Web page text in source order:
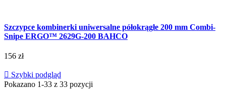
Szczypce kombinerki uniwersalne półokrągłe 200 mm Combi-
Snipe ERGO™ 2629G-200 BAHCO
156 zł
 Szybki podgląd
Pokazano 1-33 z 33 pozycji